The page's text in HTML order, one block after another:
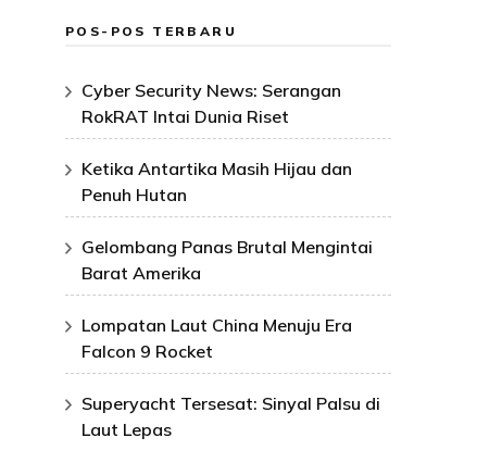
POS-POS TERBARU
Cyber Security News: Serangan
RokRAT Intai Dunia Riset
Ketika Antartika Masih Hijau dan
Penuh Hutan
Gelombang Panas Brutal Mengintai
Barat Amerika
Lompatan Laut China Menuju Era
Falcon 9 Rocket
Superyacht Tersesat: Sinyal Palsu di
Laut Lepas